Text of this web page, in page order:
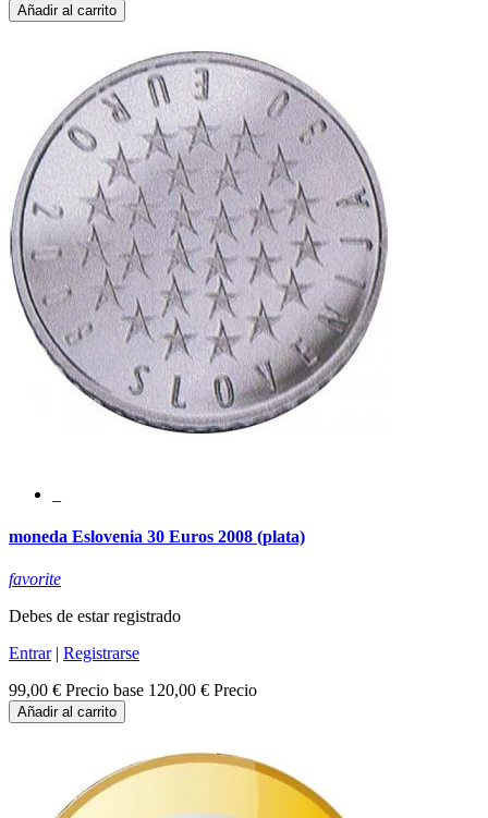
Añadir al carrito
moneda Eslovenia 30 Euros 2008 (plata)
favorite
Debes de estar registrado
Entrar| Registrarse
99,00 € Precio base 120,00 € Precio
Añadir al carrito